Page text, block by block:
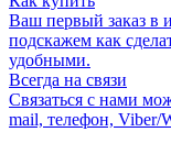
Ваш первый заказ в
подскажем как
удобными.
Всегда на связи
Связаться с нами
mail, телефон, Viber/